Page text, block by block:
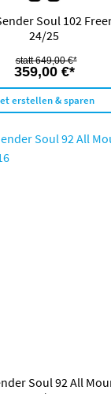
Soul 102
24/25
359,00 €*
649,00 €*
erstellen & sparen
Soul 92 All